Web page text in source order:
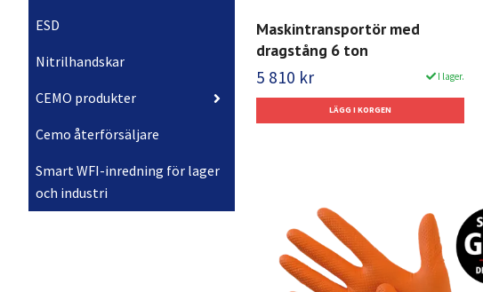
ESD
Nitrilhandskar
CEMO produkter
Cemo återförsäljare
Smart WFI-inredning för lager
och industri
Maskintransportör med
dragstång 6 ton
5 810 kr I lager.